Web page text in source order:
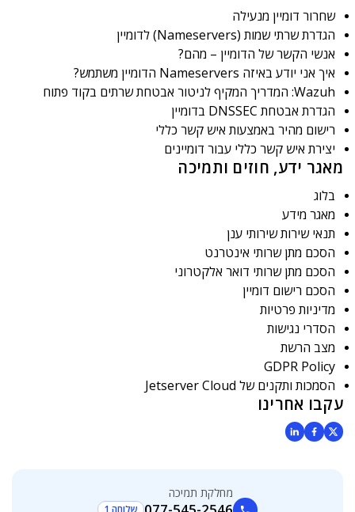
מאגר ידע, חוזים ותמיכה
בלוג
מאגר מידע
תנאי שירות שירותי ענן
הסכם מתן שרותי אינטרנט
הסכם מתן שרותי דואר אלקטרוני
הסכם רישום דומיין
מדיניות פרטיות
הסדרי נגישות
מצב הרשת
GDPR Policy
הסמכות ותקנים של Jetserver Cloud
שחרור דומיין מנעילה
הגדרת שרתי שמות (Nameservers) לדומיין
אנשי הקשר של הדומיין – מהם?
איך אני יודע באיזה Nameservers הדומיין משתמש?
Wazuh: המדריך המקיף לניטור אבטחת שרתים בקוד פתוח
הגדרת אבטחת DNSSEC בדומיין
רישום מהיר באמצעות איש קשר כללי
יצירת איש קשר כללי עבור דומיינים
עקבו אחרינו
מחלקת תמיכה